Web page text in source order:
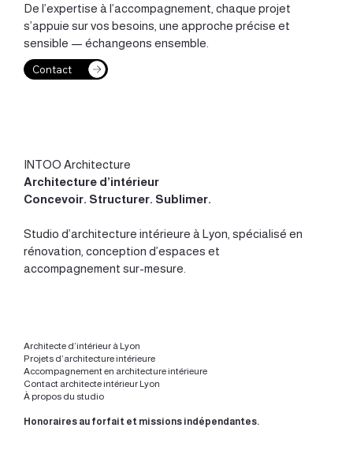
De l’expertise à l’accompagnement, chaque projet
s’appuie sur vos besoins, une approche précise et
sensible — échangeons ensemble.
Contact
INTOO Architecture
Architecture d’intérieur
Concevoir. Structurer. Sublimer.
Studio d’architecture intérieure à Lyon , spécialisé en
rénovation, conception d’espaces et
accompagnement sur-mesure.
Architecte d’intérieur à Lyon
Projets d’architecture intérieure
Accompagnement en architecture intérieure
Contact architecte intérieur Lyon
À propos du studio
Honoraires au forfait et missions indépendantes.